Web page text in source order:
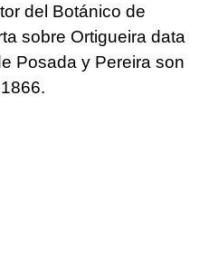
del Botánico de
sobre Ortigueira data
Posada y Pereira son